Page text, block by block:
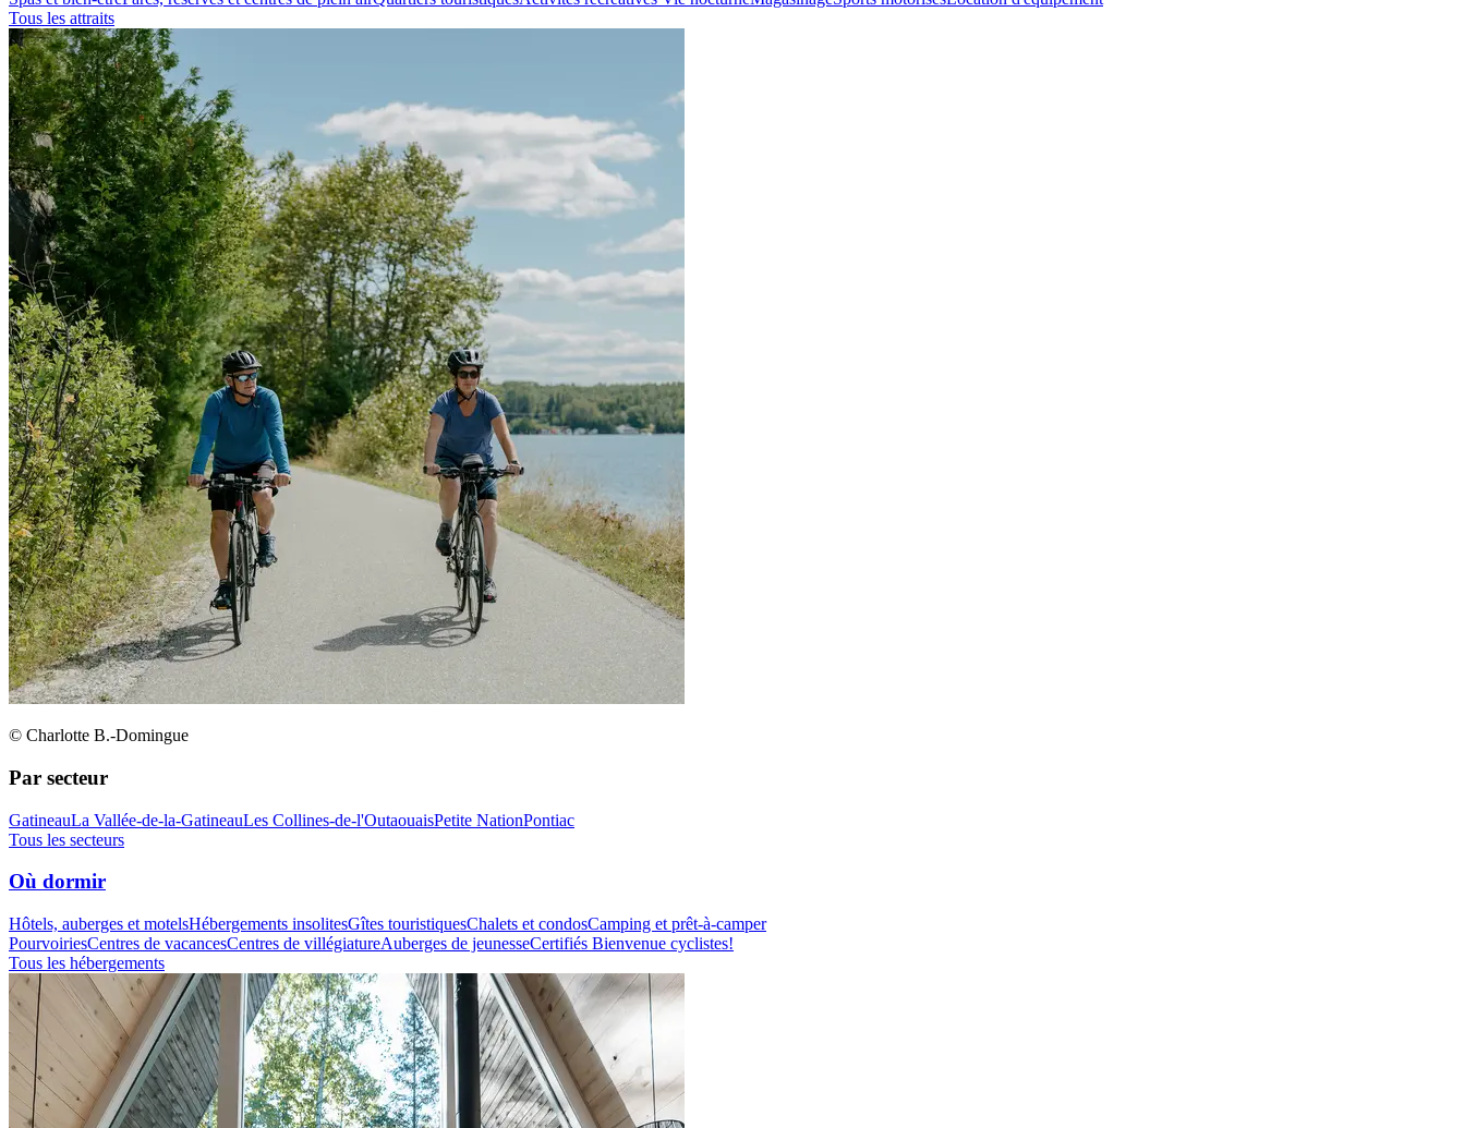
Tous les attraits
© Charlotte B.-Domingue
Par secteur
GatineauLa Vallée-de-la-GatineauLes Collines-de-l'OutaouaisPetite NationPontiac
Tous les secteurs
Où dormir
Hôtels, auberges et motelsHébergements insolitesGîtes touristiquesChalets et condosCamping et prêt-à-camper
PourvoiriesCentres de vacancesCentres de villégiatureAuberges de jeunesseCertifiés Bienvenue cyclistes!
Tous les hébergements